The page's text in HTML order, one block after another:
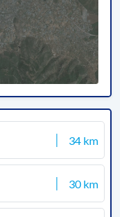
34 km
30 km